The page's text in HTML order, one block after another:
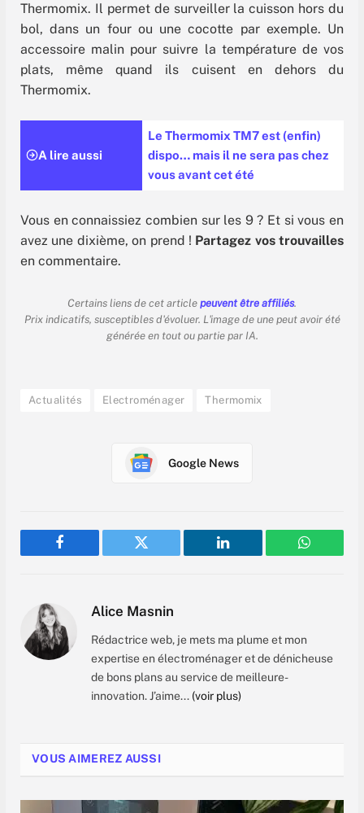
Thermomix. Il permet de surveiller la cuisson hors du
bol, dans un four ou une cocotte par exemple. Un
accessoire malin pour suivre la température de vos
plats, même quand ils cuisent en dehors du
Thermomix.
A lire aussi
Le Thermomix TM7 est (enfin)
dispo… mais il ne sera pas chez
vous avant cet été
Vous en connaissiez combien sur les 9 ? Et si vous en
avez une dixième, on prend ! Partagez vos trouvailles
en commentaire.
Certains liens de cet article peuvent être affiliés.
Prix indicatifs, susceptibles d'évoluer. L'image de une peut avoir été
générée en tout ou partie par IA.
Actualités Electroménager Thermomix
Google News
Facebook Twitter LinkedIn
Alice Masnin
Rédactrice web, je mets ma plume et mon
expertise en électroménager et de dénicheuse
de bons plans au service de meilleure-
innovation. J’aime... (voir plus)
VOUS AIMEREZ AUSSI